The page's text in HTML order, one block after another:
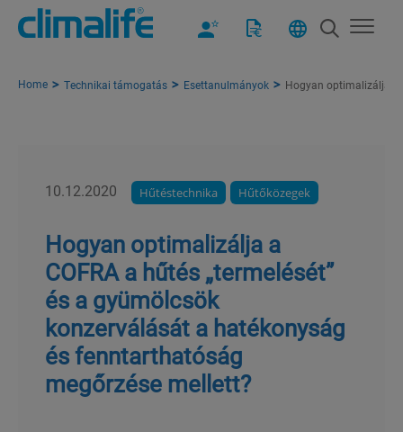
Home Technikai támogatás Esettanulmányok Hogyan optimalizálja a
10.12.2020 Hűtéstechnika Hűtőközegek
Hogyan optimalizálja a
COFRA a hűtés „termelését”
és a gyümölcsök
konzerválását a hatékonyság
és fenntarthatóság
megőrzése mellett?